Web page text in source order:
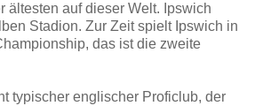
ältesten auf dieser Welt. Ipswich
Stadion. Zur Zeit spielt Ipswich in
das ist die zweite
typischer englischer Proficlub, der